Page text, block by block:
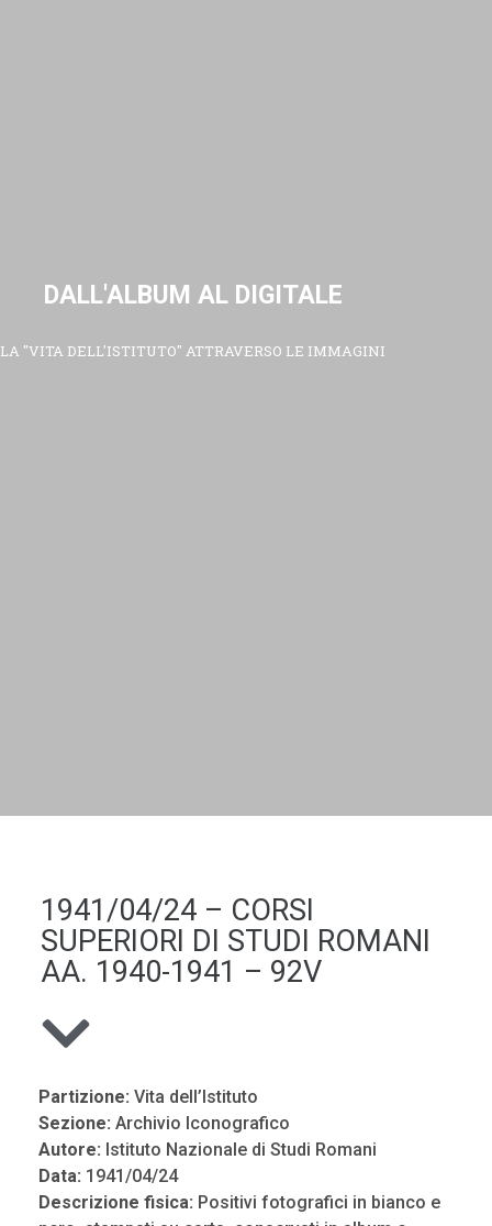
DALL'ALBUM AL DIGITALE
LA "VITA DELL'ISTITUTO" ATTRAVERSO LE IMMAGINI
1941/04/24 – CORSI
SUPERIORI DI STUDI ROMANI
AA. 1940-1941 – 92V
Partizione: Vita dell’Istituto
Sezione: Archivio Iconografico
Autore: Istituto Nazionale di Studi Romani
Data: 1941/04/24
Descrizione fisica: Positivi fotografici in bianco e